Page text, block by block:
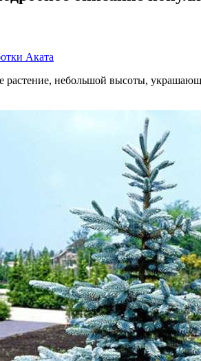
Аката
растение, небольшой высоты,